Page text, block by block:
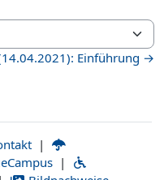
Einführung →
|
|